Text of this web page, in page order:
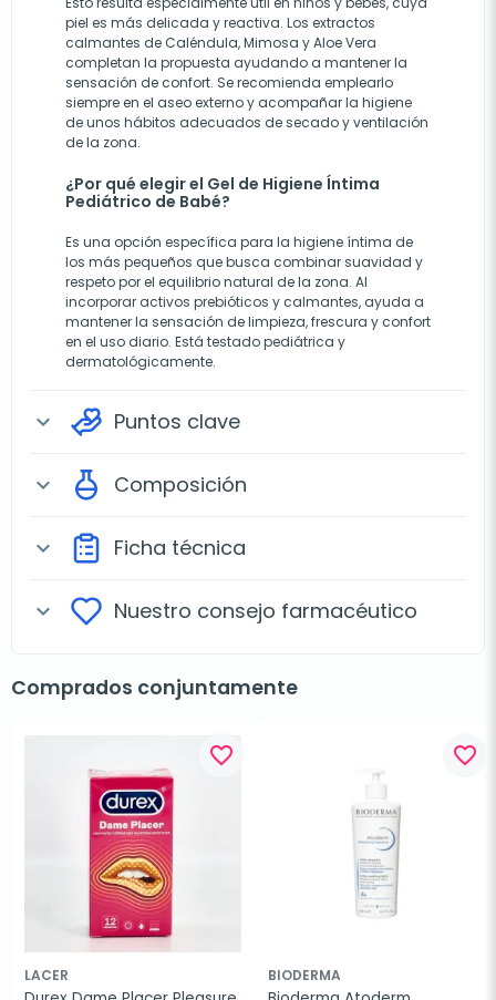
piel es más delicada y reactiva. Los extractos
calmantes de Caléndula, Mimosa y Aloe Vera
completan la propuesta ayudando a mantener la
sensación de confort. Se recomienda emplearlo
siempre en el aseo externo y acompañar la higiene
de unos hábitos adecuados de secado y ventilación
de la zona.
¿Por qué elegir el Gel de Higiene Íntima
Pediátrico de Babé?
Es una opción específica para la higiene íntima de
los más pequeños que busca combinar suavidad y
respeto por el equilibrio natural de la zona. Al
incorporar activos prebióticos y calmantes, ayuda a
mantener la sensación de limpieza, frescura y confort
en el uso diario. Está testado pediátrica y
dermatológicamente.
expand_more Puntos clave
expand_more Composición
expand_more Ficha técnica
expand_more Nuestro consejo farmacéutico
Comprados conjuntamente
favorite_border
LACER
favorite_border
BIODERMA